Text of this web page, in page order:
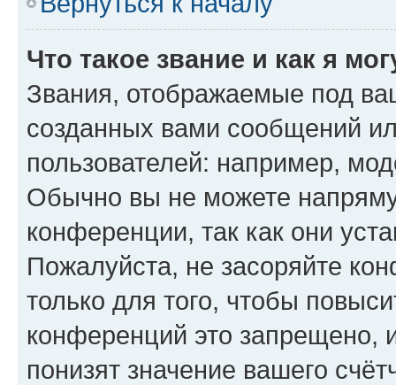
Что такое звание и как я
Звания, отображаемые под
созданных вами сообщений
пользователей: например,
Обычно вы не можете
конференции, так как они
Пожалуйста, не засоряйте
только для того, чтобы
конференций это запрещено,
понизят значение вашего